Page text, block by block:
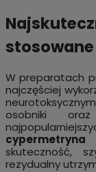
W preparatach
najczęściej
osobniki
cypermetryna
skuteczność,
rezydualny